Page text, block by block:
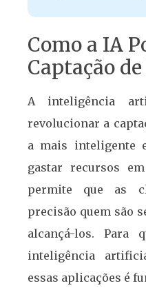
Como a IA
Captação
A inteligência
revolucionar a
a mais inteligente
gastar recursos
permite que as
precisão quem são
alcançá-los. Para
inteligência
essas aplicações é